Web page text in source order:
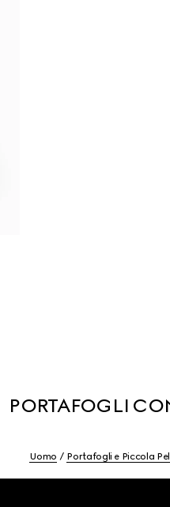
PORTAFOGLI
Uomo Portafogli e Piccola